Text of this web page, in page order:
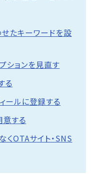
たキーワードを設
ションを見直す
る
ールに登録する
する
くOTAサイト・SNS